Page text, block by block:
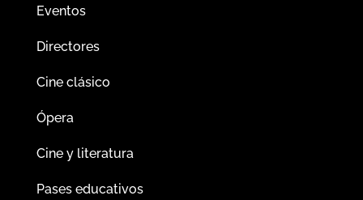
Eventos
Directores
Cine clásico
Ópera
Cine y literatura
Pases educativos